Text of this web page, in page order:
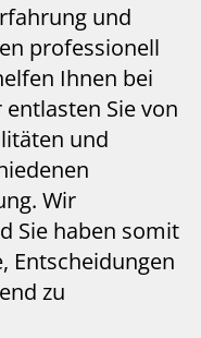
und
professionell
Ihnen bei
Sie von
und
Wir
Sie haben somit
Entscheidungen
zu